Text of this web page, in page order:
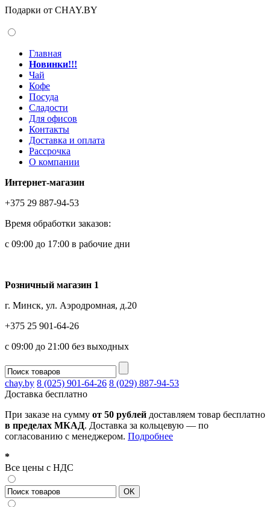
Подарки от CHAY.BY
Главная
Новинки!!!
Чай
Кофе
Посуда
Сладости
Для офисов
Контакты
Доставка и оплата
Рассрочка
О компании
Интернет-магазин
+375 29 887-94-53
Время обработки заказов:
с 09:00 до 17:00 в рабочие дни
Розничный магазин 1
г. Минск, ул. Аэродромная, д.20
+375 25 901-64-26
с 09:00 до 21:00 без выходных
chay.by 8 (025) 901-64-26 8 (029) 887-94-53
Доставка бесплатно
При заказе на сумму от 50 рублей доставляем товар бесплатно
в пределах МКАД. Доставка за кольцевую — по
согласованию с менеджером. Подробнее
*
Все цены с НДС